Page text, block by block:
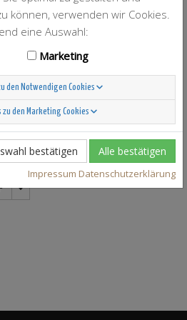
können, verwenden wir Cookies.
eine Auswahl:
Marketing
den Notwendigen Cookies
zu den Marketing Cookies
bestätigen Alle bestätigen
Impressum Datenschutzerklärung